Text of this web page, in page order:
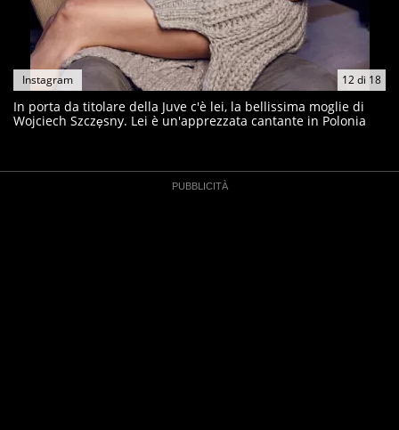
12di 18
Instagram
In porta da titolare della Juve c'è lei, la bellissima moglie di
Wojciech Szczęsny. Lei è un'apprezzata cantante in Polonia